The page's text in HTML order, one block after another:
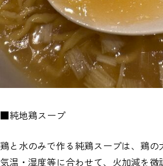
■純地鶏スープ
鶏と水のみで作る純鶏スープは、鶏の
気温・湿度等に合わせて、火加減を微